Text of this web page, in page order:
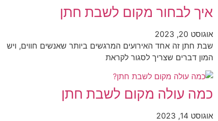
איך לבחור מקום לשבת חתן
אוגוסט 20, 2023
שבת חתן זה אחד האירועים המרגשים ביותר שאנשים חווים, ויש
המון דברים שצריך לסגור לקראת
כמה עולה מקום לשבת חתן
אוגוסט 14, 2023